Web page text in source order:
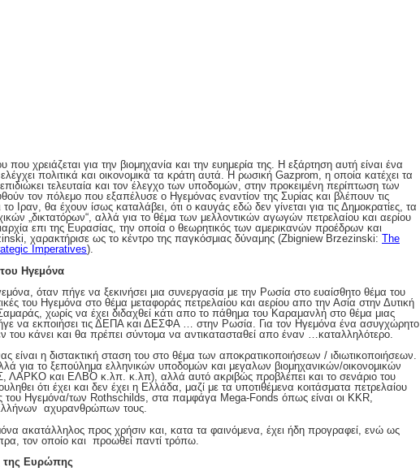
χρειάζεται για την βιομηχανία και την ευημερία της. Η εξάρτηση αυτή είναι ένα
πολιτικά και οικονομικά τα κράτη αυτά. Η ρωσική Gazprom, η οποία κατέχει τα
τελευταία και τον έλεγχο των υποδομών, στην προκειμένη περίπτωση των
τον πόλεμο που εξαπέλυσε ο Ηγεμόνας εναντίον της Συρίας και βλέπουν τις
Ιραν, θα έχουν ίσως καταλάβει, ότι ο καυγάς εδώ δεν γίνεται για τις Δημοκρατίες, τα
„δικτατόρων“, αλλά για το θέμα των μελλοντικών αγωγών πετρελαίου και αερίου
επι της Ευρασίας, την οποία ο θεωρητικός των αμερικανών προέδρων και
χαρακτήρισε ως το κέντρο της παγκόσμιας δύναμης (Zbigniew Brzezinski: The
Imperatives).
Ηγεμόνα
όταν πήγε να ξεκινήσει μια συνεργασία με την Ρωσία στο ευαίσθητο θέμα του
του Ηγεμόνα στο θέμα μεταφοράς πετρελαίου και αερίου απο την Ασία στην Δυτική
χωρίς να έχει διδαχθεί κάτι απο το πάθημα του Καραμανλή στο θέμα μιας
να εκποιήσει τις ΔΕΠΑ και ΔΕΣΦΑ … στην Ρωσία. Για τον Ηγεμόνα ένα ασυγχώρητο
του κάνει και θα πρέπει σύντομα να αντικατασταθεί απο έναν …καταλληλότερο.
η διστακτική σταση του στο θέμα των αποκρατικοποιήσεων / ιδιωτικοποιήσεων.
για το ξεπούλημα ελληνικών υποδομών και μεγαλων βιομηχανικών/οικονομικών
ΛΑΡΚΟ και ΕΛΒΟ κ.λπ. κ.λπ), αλλά αυτό ακριβώς προβλέπει και το σενάριο του
ότι έχει και δεν έχει η Ελλάδα, μαζί με τα υποτιθέμενα κοιτάσματα πετρελαίου
του Ηγεμόνα/των Rothschilds, στα παμφάγα Mega-Fonds όπως είναι οι KKR,
αχυρανθρώπων τους.
ακατάλληλος προς χρήσιν και, κατα τα φαινόμενα, έχει ήδη προγραφεί, ενώ ως
τον οποίο και προωθεί παντί τρόπω.
της Ευρώπης